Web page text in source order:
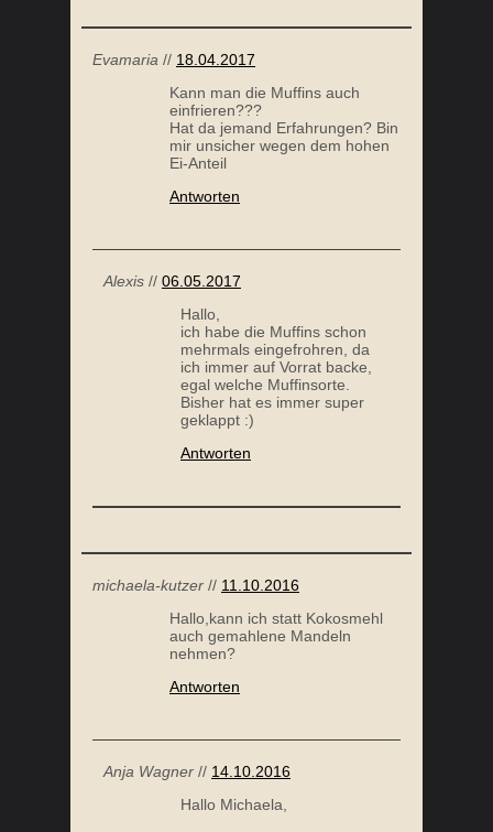
Evamaria // 18.04.2017
Kann man die Muffins auch
einfrieren???
Hat da jemand Erfahrungen? Bin
mir unsicher wegen dem hohen
Ei-Anteil
Antworten
Alexis // 06.05.2017
Hallo,
ich habe die Muffins schon
mehrmals eingefrohren, da
ich immer auf Vorrat backe,
egal welche Muffinsorte.
Bisher hat es immer super
geklappt :)
Antworten
michaela-kutzer // 11.10.2016
Hallo,kann ich statt Kokosmehl
auch gemahlene Mandeln
nehmen?
Antworten
Anja Wagner // 14.10.2016
Hallo Michaela,